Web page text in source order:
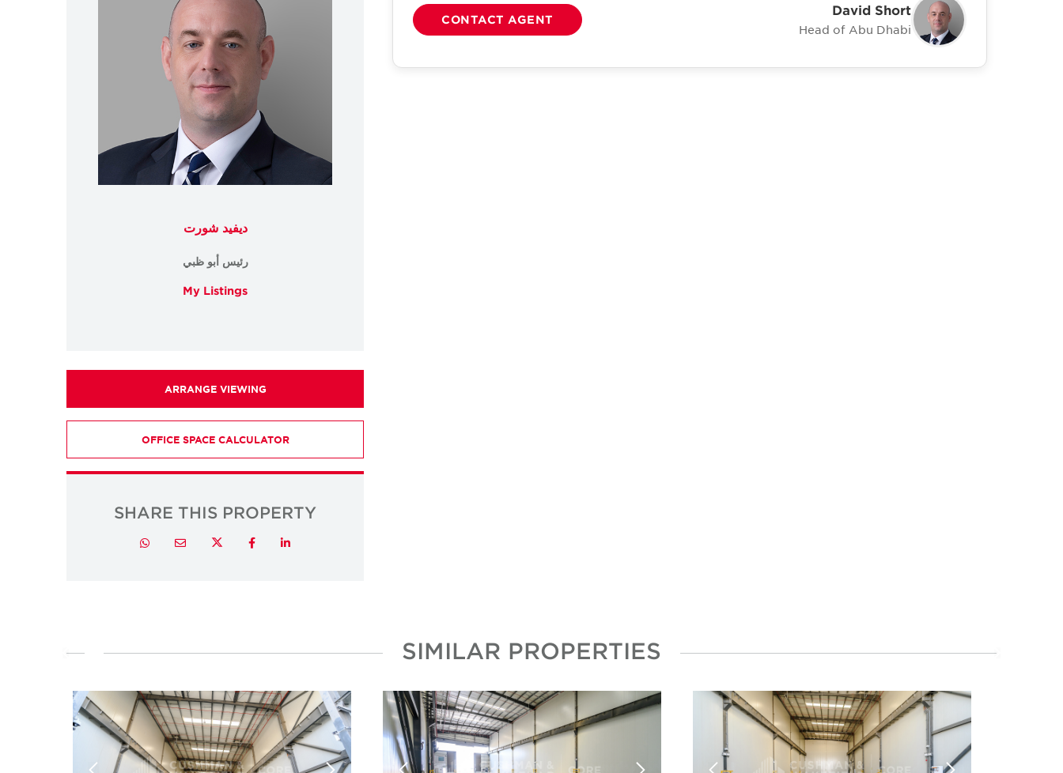
David Short
Head of Abu Dhabi
CONTACT AGENT
ديفيد شورت
رئيس أبو ظبي
My Listings
ARRANGE VIEWING
OFFICE SPACE CALCULATOR
SHARE THIS PROPERTY
LinkedIn
Facebook
Twitter
Email
Whatsapp
SIMILAR PROPERTIES